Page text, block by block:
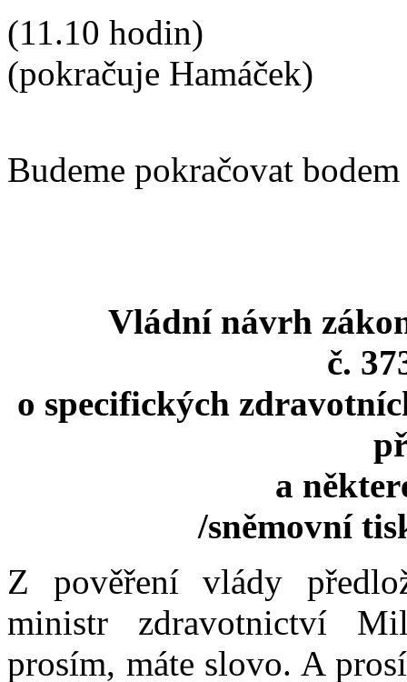
(11.10 hodin)
(pokračuje Hamáček)
Budeme pokračovat
Vládní návrh
č.
o specifických
a
/sněmovní
Z pověření vlády
ministr zdravotnictví
prosím, máte slovo. A